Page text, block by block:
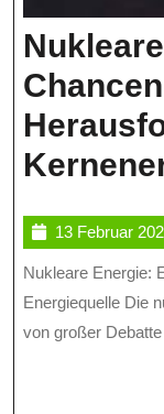
13 Februar
Nukleare Energie: Eine umstrittene, aber bedeutende
Energiequelle Die
von großer